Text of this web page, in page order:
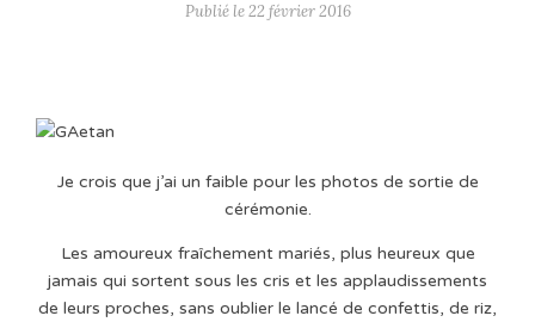
Publié le 22 février 2016
Je crois que j’ai un faible pour les photos de sortie de
cérémonie.
Les amoureux fraîchement mariés, plus heureux que
jamais qui sortent sous les cris et les applaudissements
de leurs proches, sans oublier le lancé de confettis, de riz,